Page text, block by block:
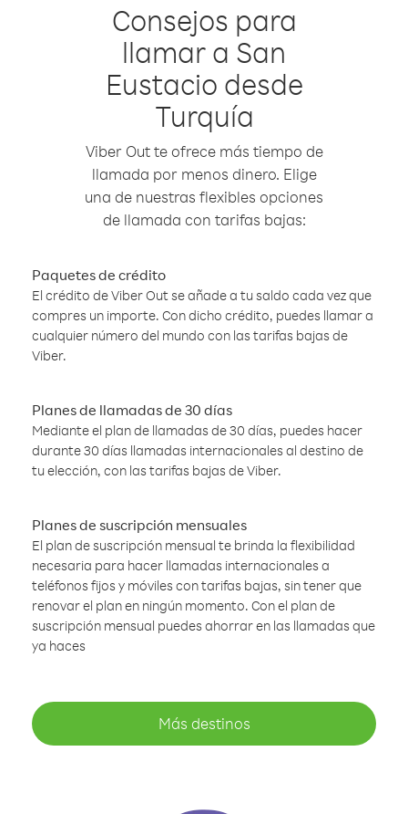
Consejos para
llamar a San
Eustacio desde
Turquía
Viber Out te ofrece más tiempo de
llamada por menos dinero. Elige
una de nuestras flexibles opciones
de llamada con tarifas bajas:
Paquetes de crédito
El crédito de Viber Out se añade a tu saldo cada vez que
compres un importe. Con dicho crédito, puedes llamar a
cualquier número del mundo con las tarifas bajas de
Viber.
Planes de llamadas de 30 días
Mediante el plan de llamadas de 30 días, puedes hacer
durante 30 días llamadas internacionales al destino de
tu elección, con las tarifas bajas de Viber.
Planes de suscripción mensuales
El plan de suscripción mensual te brinda la flexibilidad
necesaria para hacer llamadas internacionales a
teléfonos fijos y móviles con tarifas bajas, sin tener que
renovar el plan en ningún momento. Con el plan de
suscripción mensual puedes ahorrar en las llamadas que
ya haces
Más destinos